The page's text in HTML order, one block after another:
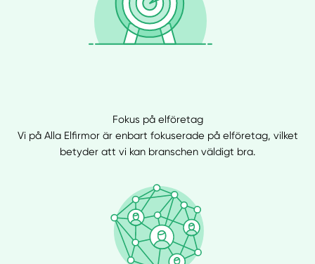
Fokus på elföretag
Vi på Alla Elfirmor är enbart fokuserade på elföretag, vilket
betyder att vi kan branschen väldigt bra.